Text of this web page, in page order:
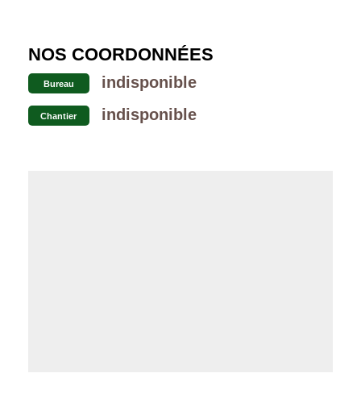
NOS COORDONNÉES
Bureau indisponible
Chantier indisponible